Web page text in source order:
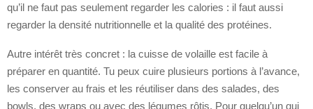
qu’il ne faut pas seulement regarder les calories : il faut aussi
regarder la densité nutritionnelle et la qualité des protéines.
Autre intérêt très concret : la cuisse de volaille est facile à
préparer en quantité. Tu peux cuire plusieurs portions à l’avance,
les conserver au frais et les réutiliser dans des salades, des
bowls, des wraps ou avec des légumes rôtis. Pour quelqu’un qui